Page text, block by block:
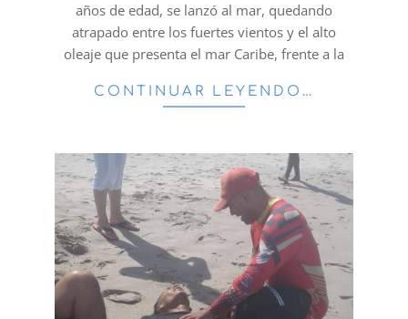
años de edad, se lanzó al mar, quedando
atrapado entre los fuertes vientos y el alto
oleaje que presenta el mar Caribe, frente a la
CONTINUAR LEYENDO…